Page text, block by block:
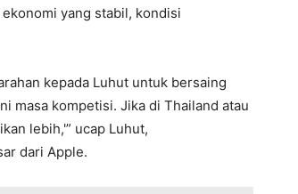
yang stabil, kondisi
kepada Luhut untuk bersaing
masa kompetisi. Jika di Thailand atau
lebih,'” ucap Luhut,
dari Apple.